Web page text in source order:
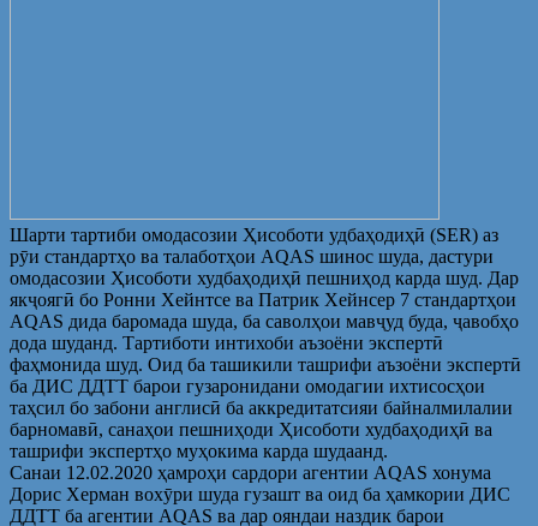
Шарти тартиби омодасозии Ҳисоботи удбаҳодиҳӣ (SER) аз
рӯи стандартҳо ва талаботҳои AQAS шинос шуда, дастури
омодасозии Ҳисоботи худбаҳодиҳӣ пешниҳод карда шуд. Дар
якҷоягӣ бо Ронни Хейнтсе ва Патрик Хейнсер 7 стандартҳои
AQAS дида баромада шуда, ба саволҳои мавҷуд буда, ҷавобҳо
дода шуданд. Тартиботи интихоби аъзоёни экспертӣ
фаҳмонида шуд. Оид ба ташикили ташрифи аъзоёни экспертӣ
ба ДИС ДДТТ барои гузаронидани омодагии ихтисосҳои
таҳсил бо забони англисӣ ба аккредитатсияи байналмилалии
барномавӣ, санаҳои пешниҳоди Ҳисоботи худбаҳодиҳӣ ва
ташрифи экспертҳо муҳокима карда шудаанд.
Санаи 12.02.2020 ҳамроҳи сардори агентии AQAS хонума
Дорис Херман вохӯри шуда гузашт ва оид ба ҳамкории ДИС
ДДТТ ба агентии AQAS ва дар ояндаи наздик барои